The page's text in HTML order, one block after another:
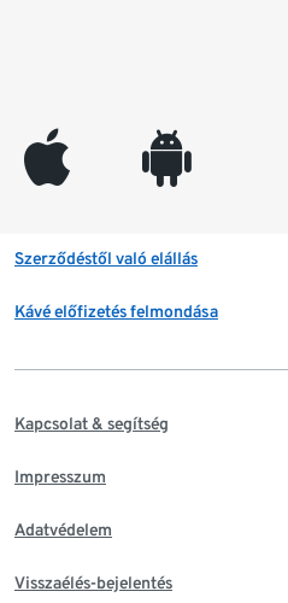
appleinc android
Szerződéstől való elállás
Kávé előfizetés felmondása
Kapcsolat & segítség
Impresszum
Adatvédelem
Visszaélés-bejelentés